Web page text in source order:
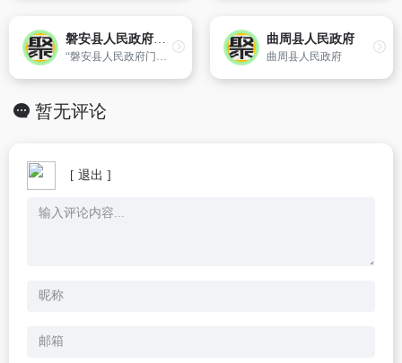
磐安县人民政府门户网站
“磐安县人民政府门户网站”由磐安县人民政府主办、磐安县人民政府办公室承办、管理的政府门户网站,以宣传磐安、服务社会、沟通民众、高效透明、信息整合、资源共享为宗旨,以展示磐安形象、推行政务公开、及时发布政府信息、提供便民便企服务项目、加强政府与社会、政府与民众的沟通为主要任务,力求进一步提
曲周县人民政府
曲周县人民政府
暂无评论
[ 退出 ]